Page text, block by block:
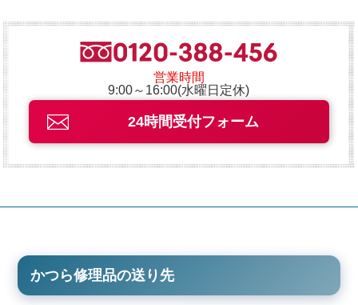
営業時間
9:00～16:00(水曜日定休)
24時間受付フォーム
かつら修理品の送り先